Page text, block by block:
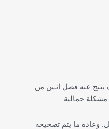
ينتج عنه فصل اثنين من
جمالية.
وعادة ما يتم تصحيحه